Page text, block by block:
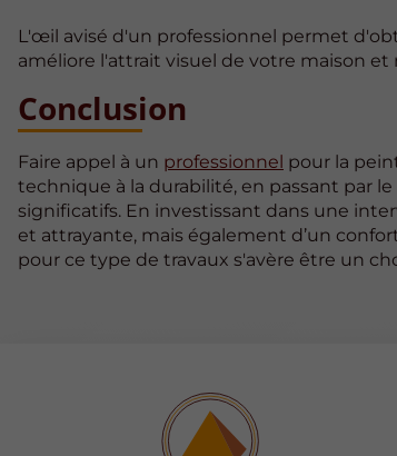
L'œil avisé d'un professionnel permet
améliore l'attrait visuel de votre maison
Conclusion
Faire appel à un professionnel pour la
technique à la durabilité, en passant par
significatifs. En investissant dans une
et attrayante, mais également d’un
pour ce type de travaux s'avère être un